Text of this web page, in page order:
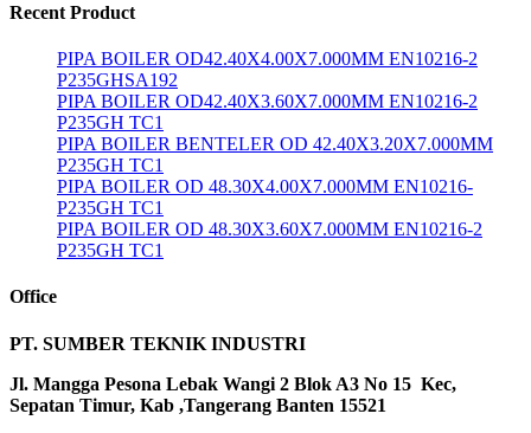
Recent Product
PIPA BOILER OD42.40X4.00X7.000MM EN10216-2
P235GHSA192
PIPA BOILER OD42.40X3.60X7.000MM EN10216-2
P235GH TC1
PIPA BOILER BENTELER OD 42.40X3.20X7.000MM
P235GH TC1
PIPA BOILER OD 48.30X4.00X7.000MM EN10216-
P235GH TC1
PIPA BOILER OD 48.30X3.60X7.000MM EN10216-2
P235GH TC1
Office
PT. SUMBER TEKNIK INDUSTRI
Jl. Mangga Pesona Lebak Wangi 2 Blok A3 No 15 Kec,
Sepatan Timur, Kab ,Tangerang Banten 15521